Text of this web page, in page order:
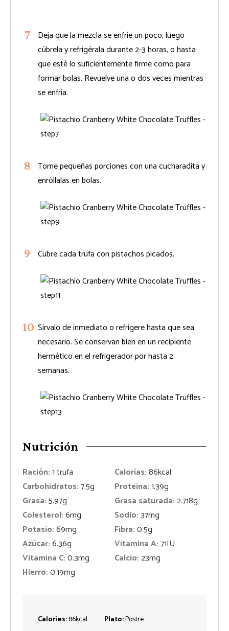
Deja que la mezcla se enfríe un poco, luego
cúbrela y refrigérala durante 2-3 horas, o hasta
que esté lo suficientemente firme como para
formar bolas. Revuelve una o dos veces mientras
se enfría.
Tome pequeñas porciones con una cucharadita y
enróllalas en bolas.
Cubre cada trufa con pistachos picados.
Sírvalo de inmediato o refrigere hasta que sea
necesario. Se conservan bien en un recipiente
hermético en el refrigerador por hasta 2
semanas.
Nutrición
Ración:1trufa Calorías:86kcal
Carbohidratos:7.5g Proteina:1.39g
Grasa:5.97g Grasa saturada:2.718g
Colesterol:6mg Sodio:37mg
Potasio:69mg Fibra:0.5g
Azúcar:6.36g Vitamina A:71IU
Vitamina C:0.3mg Calcio:23mg
Hierro:0.19mg
Calories:86kcal Plato:Postre